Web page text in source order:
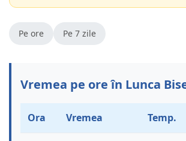
Pe ore Pe 7 zile
Vremea pe ore în Lunca
Ora Vremea Temp.